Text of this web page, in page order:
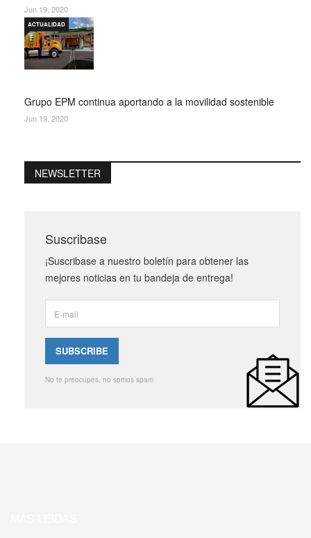
Jun 19, 2020
Grupo EPM continua aportando a la movilidad sostenible
ACTUALIDAD
Jun 19, 2020
NEWSLETTER
Suscribase
¡Suscribase a nuestro boletín para obtener las
mejores noticias en tu bandeja de entrega!
No te preocupes, no somos spam